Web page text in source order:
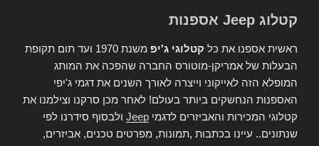
קטלוג Jeep אספנות
ראשית אספנו את כל קטלוגי ג'יפ
משנת 1970 ועד תום תקופת
הבעלות של אמריקן-מוטורס החברה שהפכה את המותג
המופלא הזה לאייקוני וייצרה לאורך השנים את דגמי ג'יפי
האספנות הנחשקים ביותר בעולם! לאחר מכן סרקנו וצילמנו את
קטלוגי המכירות והאביזרים לדגמי Jeep ולבסוף סידרנו לפי
שנתונים.. עיינו בכתבות ,תמונות, מפרטים טכנים, אביזרים,